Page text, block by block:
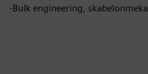
-Bulk engineering,